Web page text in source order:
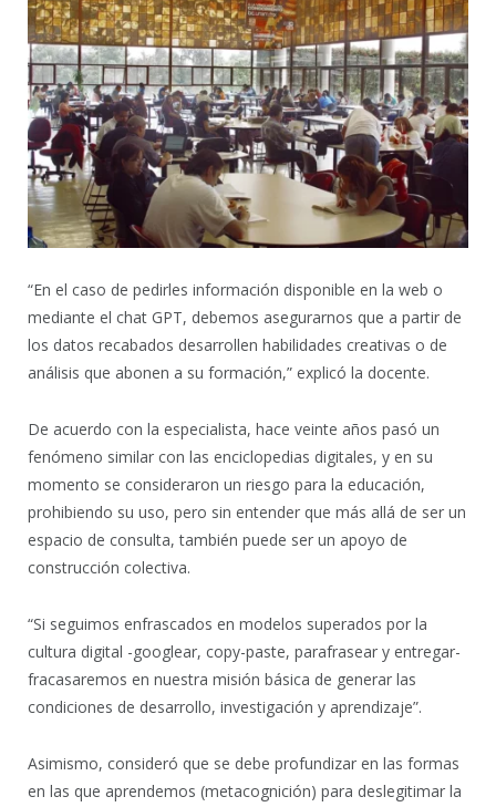
“En el caso de pedirles información disponible en la web o
mediante el chat GPT, debemos asegurarnos que a partir de
los datos recabados desarrollen habilidades creativas o de
análisis que abonen a su formación,” explicó la docente.
De acuerdo con la especialista, hace veinte años pasó un
fenómeno similar con las enciclopedias digitales, y en su
momento se consideraron un riesgo para la educación,
prohibiendo su uso, pero sin entender que más allá de ser un
espacio de consulta, también puede ser un apoyo de
construcción colectiva.
“Si seguimos enfrascados en modelos superados por la
cultura digital -googlear, copy-paste, parafrasear y entregar-
fracasaremos en nuestra misión básica de generar las
condiciones de desarrollo, investigación y aprendizaje”.
Asimismo, consideró que se debe profundizar en las formas
en las que aprendemos (metacognición) para deslegitimar la